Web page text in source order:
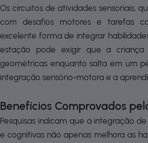
Os circuitos de atividades sensoriais,
com desafios motores e tarefas
excelente forma de integrar
estação pode exigir que a criança
geométricas enquanto salta em um
integração sensório-motora e a
Benefícios Comprovados
Pesquisas indicam que a integração
e cognitivas não apenas melhora as